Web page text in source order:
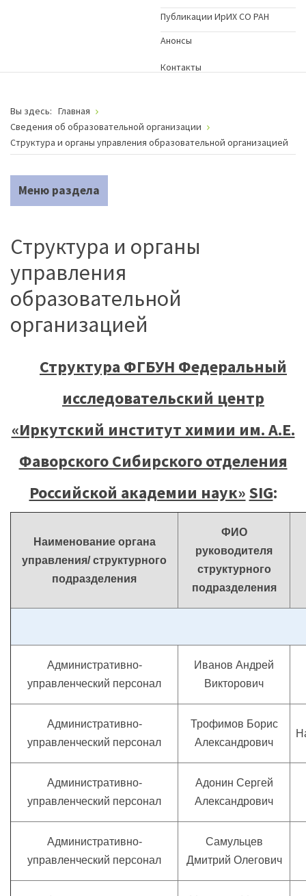
Публикации ИрИХ СО РАН
Анонсы
Контакты
Вы здесь: Главная
Сведения об образовательной организации
Структура и органы управления образовательной организацией
Меню раздела
Структура и органы
управления
образовательной
организацией
Структура ФГБУН Федеральный
исследовательский центр
«Иркутский институт химии им. А.Е.
Фаворского Сибирского отделения
Российской академии наук»SIG:
Наименование органа
управления/ структурного
подразделения
ФИО
руководителя
структурного
подразделения
Административно-
управленческий персонал
Иванов Андрей
Викторович
Административно-
управленческий персонал
Трофимов Борис
Александрович
Административно-
управленческий персонал
Адонин Сергей
Александрович
Административно-
управленческий персонал
Самульцев
Дмитрий Олегович